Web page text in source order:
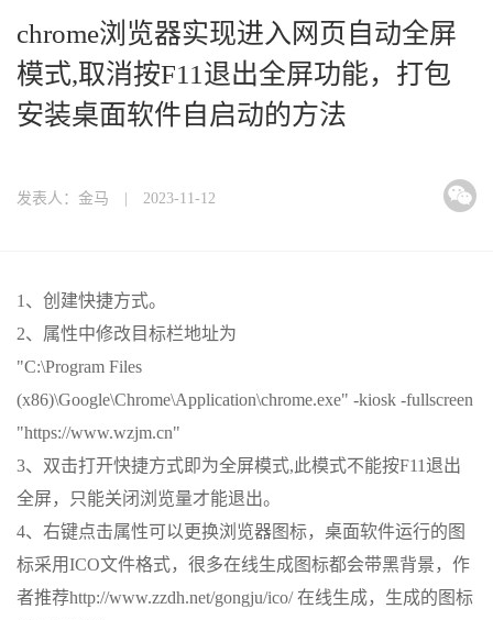
chrome浏览器实现进入网页自动全屏
模式,取消按F11退出全屏功能，打包
安装桌面软件自启动的方法
发表人：金马 | 2023-11-12
1、创建快捷方式。
2、属性中修改目标栏地址为
"C:\Program Files
(x86)\Google\Chrome\Application\chrome.exe" -kiosk -fullscreen
"https://www.wzjm.cn"
3、双击打开快捷方式即为全屏模式,此模式不能按F11退出
全屏，只能关闭浏览量才能退出。
4、右键点击属性可以更换浏览器图标，桌面软件运行的图
标采用ICO文件格式，很多在线生成图标都会带黑背景，作
者推荐http://www.zzdh.net/gongju/ico/ 在线生成，生成的图标